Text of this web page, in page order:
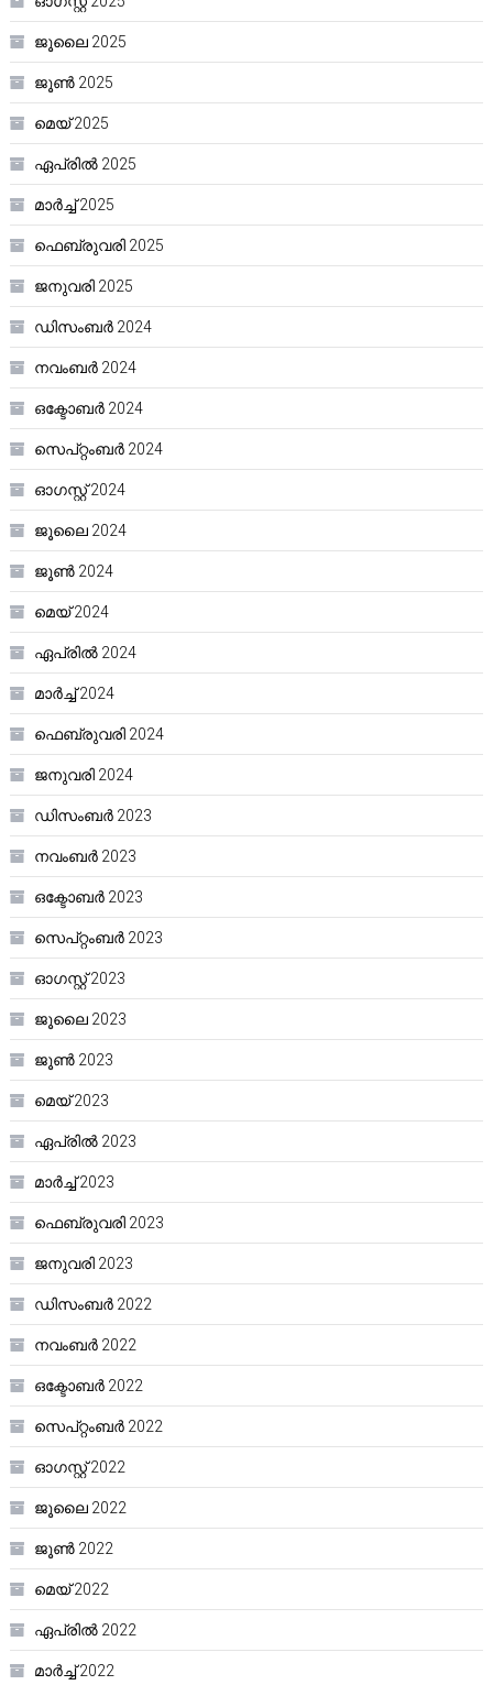
ജൂലൈ 2025
ജൂൺ 2025
മെയ്‌ 2025
ഏപ്രിൽ 2025
മാർച്ച്‌ 2025
ഫെബ്രുവരി 2025
ജനുവരി 2025
ഡിസംബർ 2024
നവംബർ 2024
ഒക്ടോബർ 2024
സെപ്റ്റംബർ 2024
ഓഗസ്റ്റ്‌ 2024
ജൂലൈ 2024
ജൂൺ 2024
മെയ്‌ 2024
ഏപ്രിൽ 2024
മാർച്ച്‌ 2024
ഫെബ്രുവരി 2024
ജനുവരി 2024
ഡിസംബർ 2023
നവംബർ 2023
ഒക്ടോബർ 2023
സെപ്റ്റംബർ 2023
ഓഗസ്റ്റ്‌ 2023
ജൂലൈ 2023
ജൂൺ 2023
മെയ്‌ 2023
ഏപ്രിൽ 2023
മാർച്ച്‌ 2023
ഫെബ്രുവരി 2023
ജനുവരി 2023
ഡിസംബർ 2022
നവംബർ 2022
ഒക്ടോബർ 2022
സെപ്റ്റംബർ 2022
ഓഗസ്റ്റ്‌ 2022
ജൂലൈ 2022
ജൂൺ 2022
മെയ്‌ 2022
ഏപ്രിൽ 2022
മാർച്ച്‌ 2022